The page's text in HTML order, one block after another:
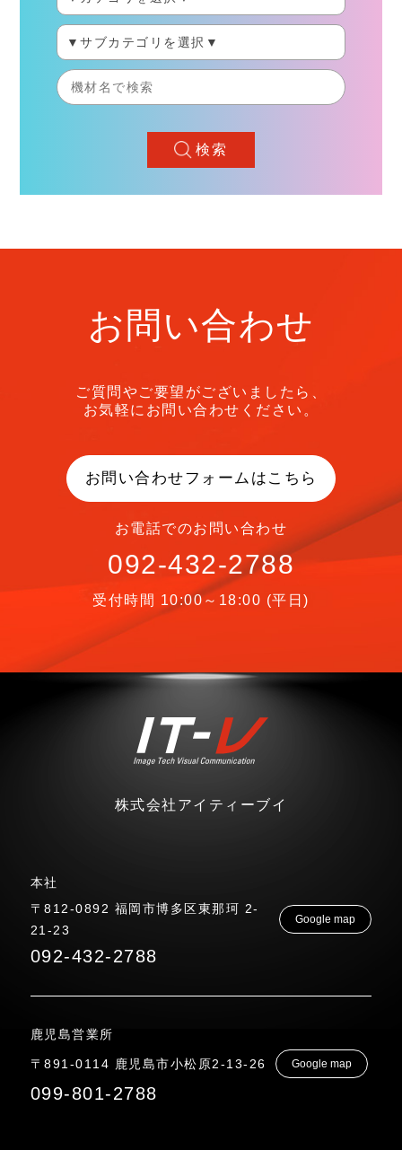
検索
お問い合わせ
ご質問やご要望がございましたら、
お気軽にお問い合わせください。
お問い合わせフォームはこちら
お電話でのお問い合わせ
092-432-2788
受付時間 10:00～18:00 (平日)
株式会社アイティーブイ
本社
〒812-0892 福岡市博多区東那珂 2-
21-23
Google map
092-432-2788
鹿児島営業所
〒891-0114 鹿児島市小松原2-13-26 Google map
099-801-2788